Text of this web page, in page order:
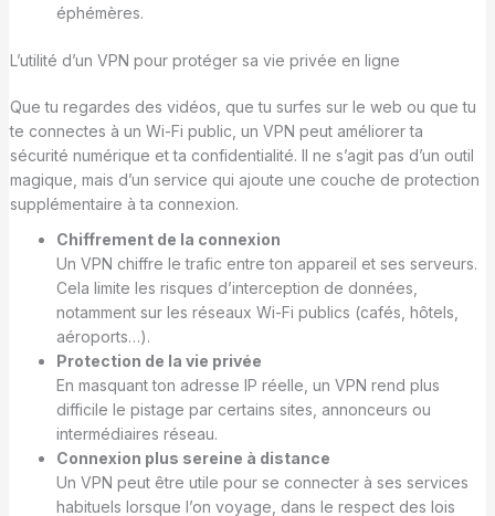
éphémères.
L’utilité d’un VPN pour protéger sa vie privée en ligne
Que tu regardes des vidéos, que tu surfes sur le web ou que tu
te connectes à un Wi-Fi public, un VPN peut améliorer ta
sécurité numérique et ta confidentialité. Il ne s’agit pas d’un outil
magique, mais d’un service qui ajoute une couche de protection
supplémentaire à ta connexion.
Chiffrement de la connexion
Un VPN chiffre le trafic entre ton appareil et ses serveurs.
Cela limite les risques d’interception de données,
notamment sur les réseaux Wi-Fi publics (cafés, hôtels,
aéroports…).
Protection de la vie privée
En masquant ton adresse IP réelle, un VPN rend plus
difficile le pistage par certains sites, annonceurs ou
intermédiaires réseau.
Connexion plus sereine à distance
Un VPN peut être utile pour se connecter à ses services
habituels lorsque l’on voyage, dans le respect des lois